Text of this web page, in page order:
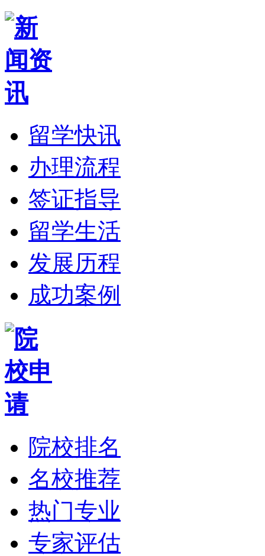
留学快讯
办理流程
签证指导
留学生活
发展历程
成功案例
院校排名
名校推荐
热门专业
专家评估